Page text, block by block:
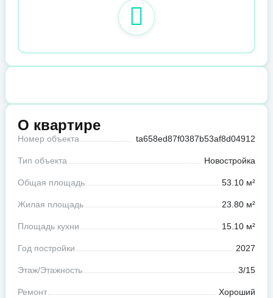
О квартире
Номер объекта ta658ed87f0387b53af8d04912
Тип объекта Новостройка
Общая площадь 53.10 м²
Жилая площадь 23.80 м²
Площадь кухни 15.10 м²
Год постройки 2027
Этаж/Этажность 3/15
Ремонт Хороший